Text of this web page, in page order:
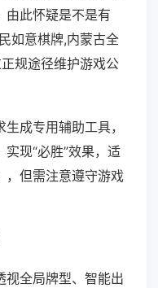
由此怀疑是不是有
如意棋牌,内蒙古全
规途径维护游戏公
成专用辅助工具，
现“必胜”效果，适
，但需注意遵守游戏
视全局牌型、智能出